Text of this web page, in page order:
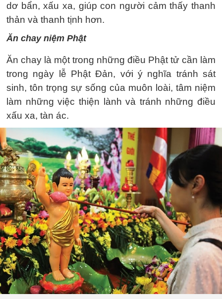
dơ bẩn, xấu xa, giúp con người cảm thấy thanh
thản và thanh tịnh hơn.
Ăn chay niệm Phật
Ăn chay là một trong những điều Phật tử cần làm
trong ngày lễ Phật Đản, với ý nghĩa tránh sát
sinh, tôn trọng sự sống của muôn loài, tâm niệm
làm những việc thiện lành và tránh những điều
xấu xa, tàn ác.